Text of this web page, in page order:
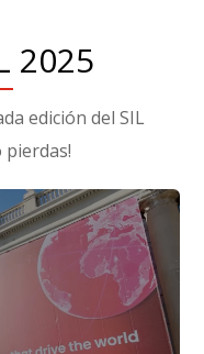
2025
edición del SIL
pierdas!